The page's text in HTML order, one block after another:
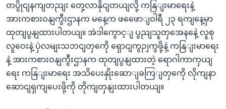
တပွိုငျနကျတညျး တှေ့လာနိုငျတယျလို့ ကနြျးမာရေးနဲ့
အားကစားဝနျကွီးဌာနက မနေ့က ဖဖေောျဝါရီ ၂၃ ရကျနေ့မှာ
ထုတျပွနျထားပါတယျ။ အဲဒါကွောင့ျ ပွညျသူတှအေနနေဲ့ လူစု
လူဝေးနဲ့ ပှဲလမျးသဘငျတှကေို ရှောငျကွဉျကွဖို့နဲ့ ကနြျးမာရေး
နဲ့ အားကစားဝနျကွီးဌာနက ထုတျပွနျထားတဲ့ ရောဂါကာကှယျ
ရေး ကနြျးမာရေး အသိပေးနှိုးဆောျခကြျတှကေို လိုကျနာ
ဆောငျရှကျပေးဖို့ကို တိုကျတှနျးထားပါတယျ။